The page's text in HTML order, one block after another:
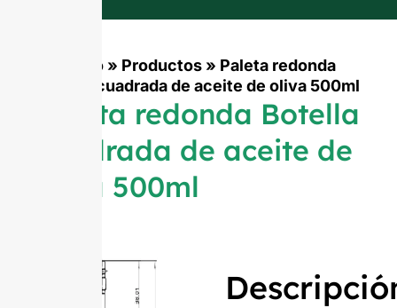
Inicio » Productos » Paleta redonda
Botella cuadrada de aceite de oliva 500ml
Paleta redonda Botella
cuadrada de aceite de
oliva 500ml